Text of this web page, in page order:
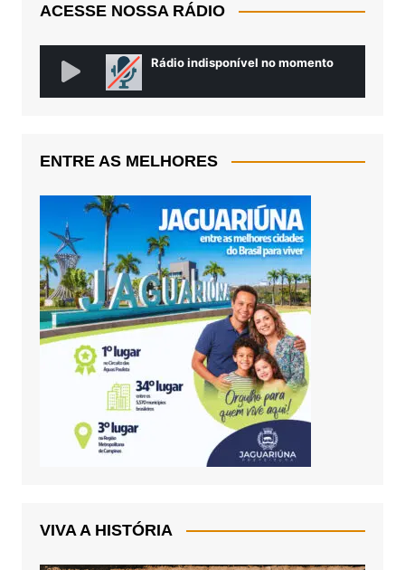
ACESSE NOSSA RÁDIO
ENTRE AS MELHORES
VIVA A HISTÓRIA